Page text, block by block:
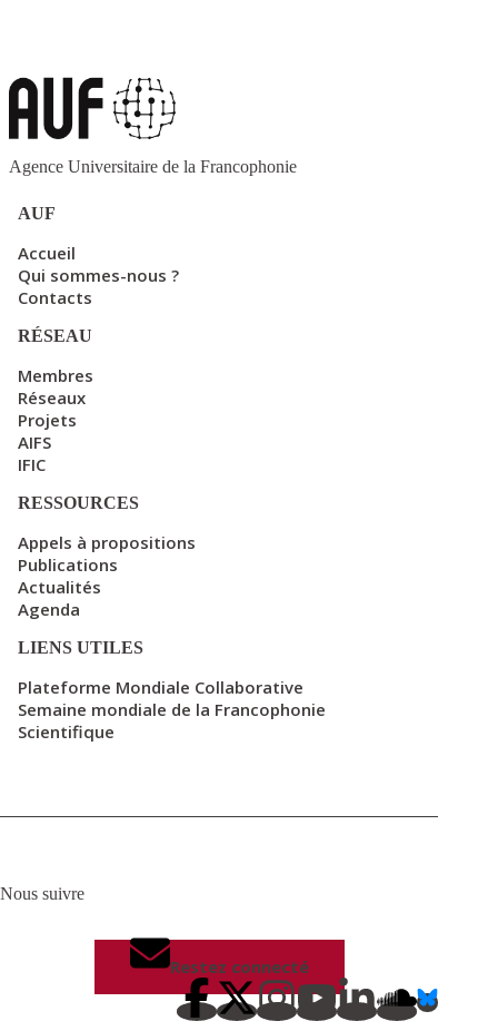
Agence Universitaire de la Francophonie
AUF
Accueil
Qui sommes-nous ?
Contacts
RÉSEAU
Membres
Réseaux
Projets
AIFS
IFIC
RESSOURCES
Appels à propositions
Publications
Actualités
Agenda
LIENS UTILES
Plateforme Mondiale Collaborative
Semaine mondiale de la Francophonie
Scientifique
Nous suivre
Restez connecté